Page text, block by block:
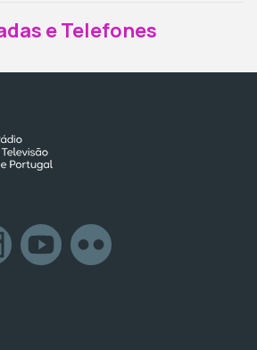
e Telefones